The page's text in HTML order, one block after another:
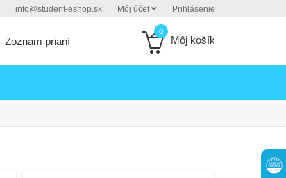
info@student-eshop.sk Môj účet Prihlásenie
Zoznam prianí
0
Môj košík